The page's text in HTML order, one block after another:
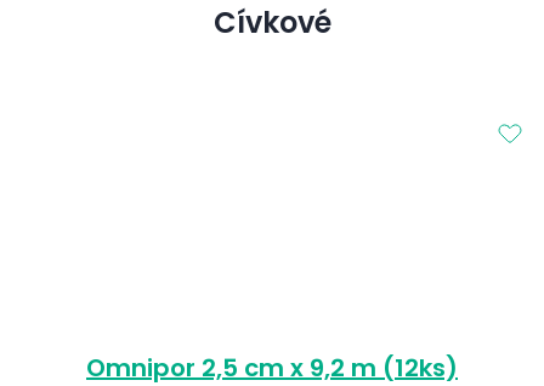
Cívkové
Omnipor 2,5 cm x 9,2 m (12ks)